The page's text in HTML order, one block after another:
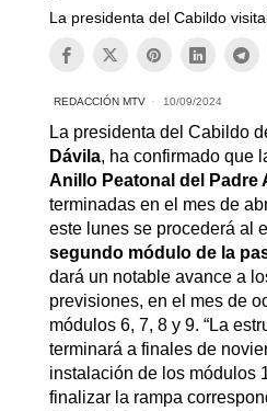
La presidenta del Cabildo
REDACCIÓN MTV 10/09/2024
La presidenta del Cabildo
Dávila, ha confirmado que
Anillo Peatonal del Padre
terminadas en el mes de
este lunes se procederá al
segundo módulo de la
dará un notable avance a
previsiones, en el mes de
módulos 6, 7, 8 y 9. “La
terminará a finales de
instalación de los módulos
finalizar la rampa